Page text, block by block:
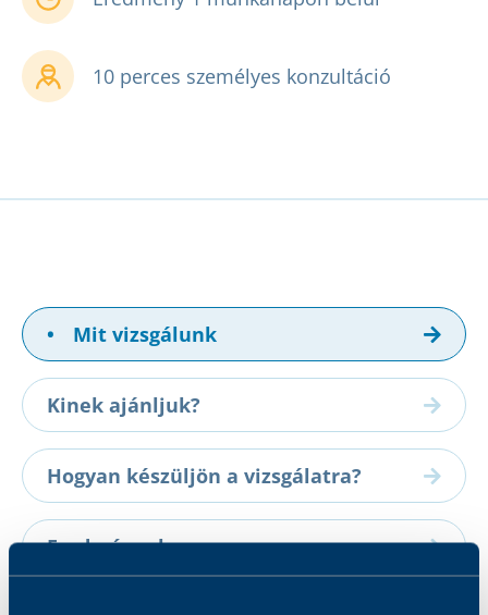
10 perces személyes konzultáció
• Mit vizsgálunk
Kinek ajánljuk?
Hogyan készüljön a vizsgálatra?
Eredmények